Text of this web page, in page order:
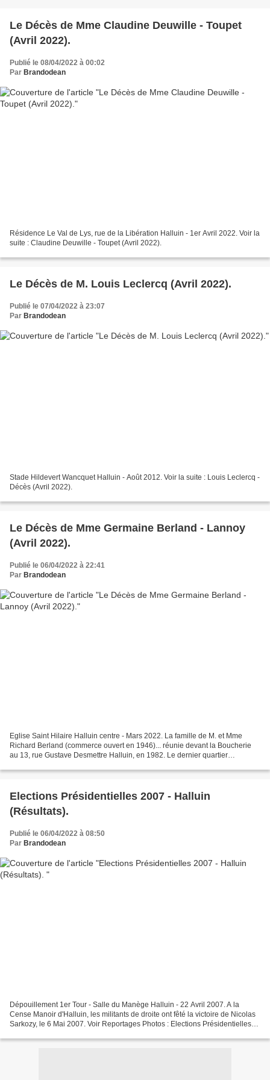
Le Décès de Mme Claudine Deuwille - Toupet
(Avril 2022).
Publié le 08/04/2022 à 00:02
Par Brandodean
Résidence Le Val de Lys, rue de la Libération Halluin - 1er Avril 2022. Voir la
suite : Claudine Deuwille - Toupet (Avril 2022).
Le Décès de M. Louis Leclercq (Avril 2022).
Publié le 07/04/2022 à 23:07
Par Brandodean
Stade Hildevert Wancquet Halluin - Août 2012. Voir la suite : Louis Leclercq -
Décès (Avril 2022).
Le Décès de Mme Germaine Berland - Lannoy
(Avril 2022).
Publié le 06/04/2022 à 22:41
Par Brandodean
Eglise Saint Hilaire Halluin centre - Mars 2022. La famille de M. et Mme
Richard Berland (commerce ouvert en 1946)... réunie devant la Boucherie
au 13, rue Gustave Desmettre Halluin, en 1982. Le dernier quartier
Elections Présidentielles 2007 - Halluin
(Résultats).
Publié le 06/04/2022 à 08:50
Par Brandodean
Dépouillement 1er Tour - Salle du Manège Halluin - 22 Avril 2007. A la
Cense Manoir d'Halluin, les militants de droite ont fêté la victoire de Nicolas
Sarkozy, le 6 Mai 2007. Voir Reportages Photos : Elections Présidentielles